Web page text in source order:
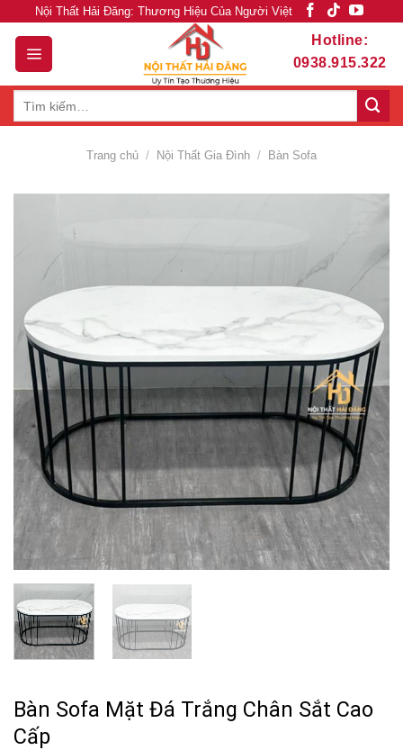
content
Nội Thất Hải Đăng: Thương Hiệu Của Người Việt
Hotline:
0938.915.322
Trang chủ / Nội Thất Gia Đình / Bàn Sofa
Bàn Sofa Mặt Đá Trắng Chân Sắt Cao
Cấp